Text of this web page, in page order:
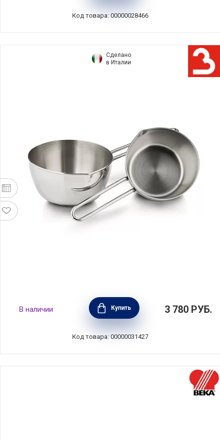
Код товара: 00000028466
Сделано
в Италии
Ковш конический I Piccinini 0,85 л,
нержавеющая сталь, Barazzoni, Италия,
340111014
В наличии Купить 3 780 РУБ.
Код товара: 00000031427